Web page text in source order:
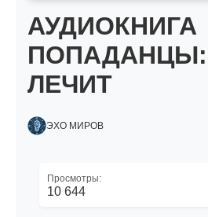
АУДИОКНИГА
ЛЕЧИТ
ЭХО МИРОВ
Просмотры:
10 644